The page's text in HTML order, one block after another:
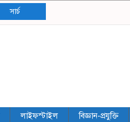
সার্চ
লাইফস্টাইল বিজ্ঞান-প্রযুক্তি